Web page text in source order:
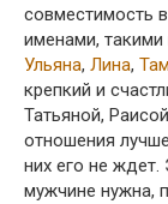
совместимость
именами, такими
Ульяна, Лина,
крепкий и
Татьяной,
отношения
них его не
мужчине нужна,